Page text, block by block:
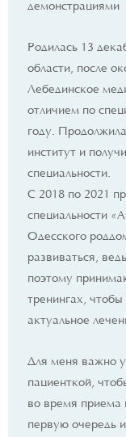
демонстрациями
Родилась 13
области, после
Лебединское
отличием по
году.
институт и
специальности.
С 2018 по 2021
специальности
Одесского
развиваться,
поэтому
тренингах,
актуальное
Для меня важно
пациенткой,
во время приема
первую очередь